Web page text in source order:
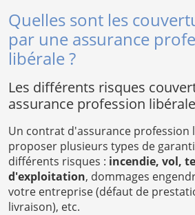
Quelles sont les
par une assurance
libérale ?
Les différents risques
assurance profession libérale
Un contrat d'assurance profession
proposer plusieurs types de
différents risques : incendie, vol,
d'exploitation, dommages
votre entreprise (défaut de
livraison), etc.